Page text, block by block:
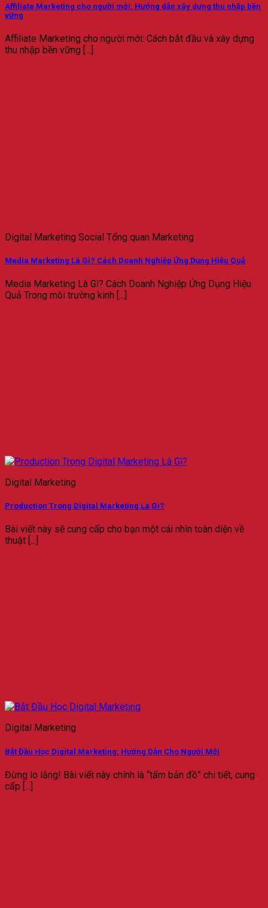
Affiliate Marketing cho người mới: Hướng dẫn xây dựng thu nhập bền
vững
Affiliate Marketing cho người mới: Cách bắt đầu và xây dựng
thu nhập bền vững [...]
Digital Marketing Social Tổng quan Marketing
Media Marketing Là Gì? Cách Doanh Nghiệp Ứng Dụng Hiệu Quả
Media Marketing Là Gì? Cách Doanh Nghiệp Ứng Dụng Hiệu
Quả Trong môi trường kinh [...]
Digital Marketing
Production Trong Digital Marketing Là Gì?
Bài viết này sẽ cung cấp cho bạn một cái nhìn toàn diện về
thuật [...]
Digital Marketing
Bắt Đầu Học Digital Marketing: Hướng Dẫn Cho Người Mới
Đừng lo lắng! Bài viết này chính là “tấm bản đồ” chi tiết, cung
cấp [...]